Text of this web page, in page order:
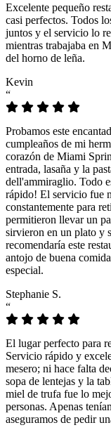
Excelente pequeño
casi perfectos. Todos
juntos y el servicio lo
mientras trabajaba en
del horno de leña.
Kevin
“
Probamos este
cumpleaños de mi
corazón de Miami
entrada, lasaña y la
dell'ammiraglio. Todo
rápido! El servicio fue
constantemente para
permitieron llevar un
sirvieron en un plato y
recomendaría este
antojo de buena
especial.
Stephanie S.
“
El lugar perfecto para
Servicio rápido y
mesero; ni hace falta
sopa de lentejas y la
miel de trufa fue lo
personas. Apenas
aseguramos de pedir